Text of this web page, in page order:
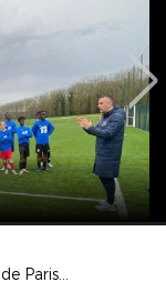
Les finales des Coupes de Paris Crédit Mutuel Coupe Valentine et Challenge NMPP